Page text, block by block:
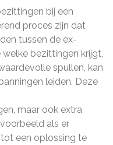
bij een
proces zijn dat
tussen de ex-
bezittingen krijgt,
spullen, kan
leiden. Deze
maar ook extra
als er
een oplossing te